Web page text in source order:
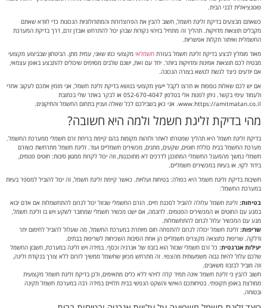
פוטנציאלית לבני הבית.
כשאתם מבצעים בדיקת זליגת חשמל, חשוב להבין את הפרוצדורות והמתודולוגיות הנכונות כדי לוודא שאתם
מקבלים תוצאות מדויקות. תהליך זה מתחיל בזיהוי נקודות שבהן יכול להתרחש אובדן זרם, דרך בדיקת המערכת
החשמלית ואיתור תקלות אפשריות.
מאוד מומלץ לבצע בדיקת זליגת חשמל בעזרת חשמלאי מקצועי כמו שאני, עמית מתן. הביטחון שבביצוע מקצועי
מבטיח לכם תוצאות אמינות ומדויקות ביותר. יחד עם זאת, ישנם שלבים מסוימים שיכולים להתבצע באופן עצמאי,
אם יודעים כיצד לגשת לנושא בצורה הנכונה.
אם יש לכם שאלות נוספות או תרצו לקבל ייעוץ מקצועי בנושא בדיקת זליגת חשמל, אני מזמין אתכם לעקוב אחרי
ולעמוד עימי בקשר. ניתן לפנות אלי בטלפון 052-670-4047 או לבקר באתר שלי בכתובת
www.https://amitmatan.co.il. אני כאן בשבילכם לכל שאלה ועניין בתחום החשמל והתיקונים.
מהי בדיקת זליגת חשמל ולמה היא חשובה?
בדיקת זליגת חשמל היא תהליך שמטרתו לאתר ולזהות מקומות בהם קיימת בריחת זרם חשמלי ממערכת החשמל.
מערכת החשמל בבית כוללת חוטים, שקעים, מתגים, מכשירים חשמליים ועוד. זליגת חשמל מתרחשת כשזרם
חשמלי נמשך מהמעגל החשמלי המתוכנן לדרכים לא מתוכננות, וזה יכול לקרות ממגוון סיבות: חוטים פגומים,
בידוד לקוי, או בעיות במכשירים חשמליים.
חשיבות בדיקת זליגת חשמל היא כפולה: בטיחות ועלויות. כאשר קיימת זליגת חשמל, זה יכול להוביל למספר בעיות
במערכת החשמל:
בטיחות: זליגת חשמל עלולה להוביל לסכנת חיים. הזרם החשמלי שנזול יכול לגרום להתחשמלות אם אדם יבוא
במגע עם החוטים או המכשירים הפגומים. לדוגמה, אם ישנו מכשיר חשמלי שמחובר לשקע ויש בו זליגת חשמל,
מגע עם המכשיר עלול לגרום להתחשמלות.
שריפות: זליגת חשמל יכולה לגרום להתפחה חום מיותרת במערכת החשמל, מה שעלול להוביל לחימום יתר
ודלקה. שריפות כתוצאה מקצרים חשמליים הן אחת הסיבות השכיחות לשריפות בבתים.
יעילות אנרגטית: כל זרם חשמלי שנזול הוא בזבוז של אנרגיה וכסף. במידה ויש זליגה במערכת, חשבון החשמל
שלכם עלול להיות גבוה משמעותית מהצפוי. זה מתרחש מכיוון שחשמל ממשיך לזרום ללא צורך בנקודת זליגה,
וזה מוביל לבזבוז משאבים.
חשוב להבין כי זליגת חשמל אינה תמיד קלה לזיהוי ללא כלים מתאימים, ולכן בדיקת זליגת חשמל מקצועית
ממולצת באופן תקופתי. בטיחותכם האישי והשקט הנפשי בבית תלויים במידה רבה במערכת חשמל תקינה
ובטוחה.